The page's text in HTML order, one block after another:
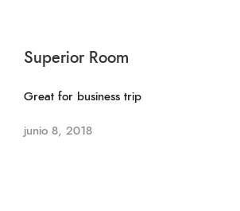
Superior Room
Great for business trip
junio 8, 2018